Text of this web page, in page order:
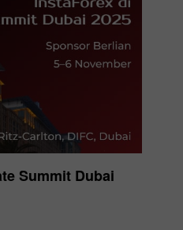
Summit Dubai